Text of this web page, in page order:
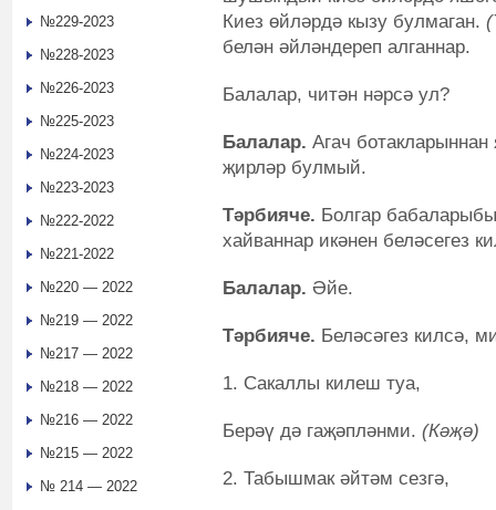
Киез өйләрдә кызу булмаган.
белән әйләндереп алганнар.
Балалар, читән нәрсә ул?
Балалар. Агач
җирләр булмый.
Тәрбияче. Болгар
хайваннар икәнен беләсегез
Балалар. Әйе.
Тәрбияче. Беләсәгез килсә,
1. Сакаллы килеш туа,
Берәү дә гаҗәпләнми. (Кәҗә)
2. Табышмак әйтәм сезгә,
№229-2023
№228-2023
№226-2023
№225-2023
№224-2023
№223-2023
№222-2022
№221-2022
№220 — 2022
№219 — 2022
№217 — 2022
№218 — 2022
№216 — 2022
№215 — 2022
№ 214 — 2022